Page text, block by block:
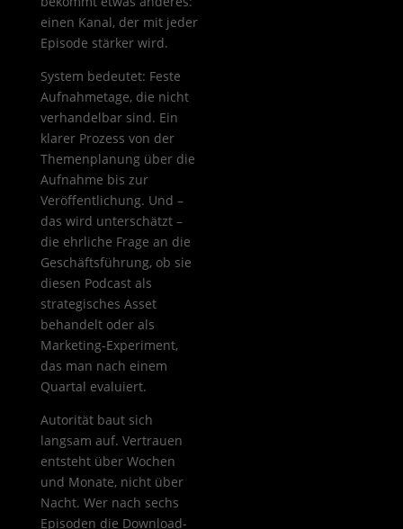
einen Kanal, der mit jeder
Episode stärker wird.
System bedeutet: Feste
Aufnahmetage, die nicht
verhandelbar sind. Ein
klarer Prozess von der
Themenplanung über die
Aufnahme bis zur
Veröffentlichung. Und –
das wird unterschätzt –
die ehrliche Frage an die
Geschäftsführung, ob sie
diesen Podcast als
strategisches Asset
behandelt oder als
Marketing-Experiment,
das man nach einem
Quartal evaluiert.
Autorität baut sich
langsam auf. Vertrauen
entsteht über Wochen
und Monate, nicht über
Nacht. Wer nach sechs
Episoden die Download-